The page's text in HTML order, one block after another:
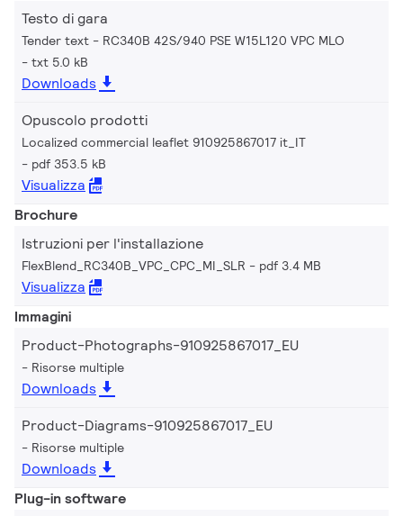
Testo di gara
Tender text - RC340B 42S/940 PSE W15L120 VPC MLO
txt 5.0 kB
Downloads
Opuscolo prodotti
Localized commercial leaflet 910925867017 it_IT
pdf 353.5 kB
Visualizza
Brochure
Istruzioni per l'installazione
FlexBlend_RC340B_VPC_CPC_MI_SLR pdf 3.4 MB
Visualizza
Immagini
Product-Photographs-910925867017_EU
Risorse multiple
Downloads
Product-Diagrams-910925867017_EU
Risorse multiple
Downloads
Plug-in software